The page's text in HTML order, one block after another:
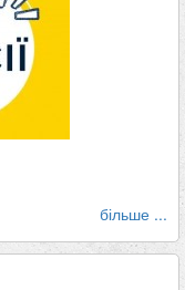
більше ...